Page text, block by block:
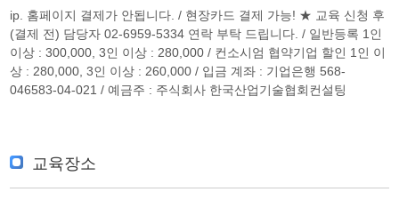
ip. 홈페이지 결제가 안됩니다. / 현장카드 결제 가능! ★ 교육 신청 후
(결제 전) 담당자 02-6959-5334 연락 부탁 드립니다. / 일반등록 1인
이상 : 300,000, 3인 이상 : 280,000 / 컨소시엄 협약기업 할인 1인 이
상 : 280,000, 3인 이상 : 260,000 / 입금 계좌 : 기업은행 568-
046583-04-021 / 예금주 : 주식회사 한국산업기술협회컨설팅
교육장소